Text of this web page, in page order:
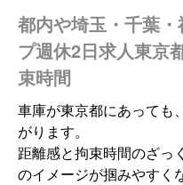
都内や埼玉・千葉
プ週休2日求人東京
束時間
車庫が東京都にあっても
がります。
距離感と拘束時間のざっ
のイメージが掴みやすく